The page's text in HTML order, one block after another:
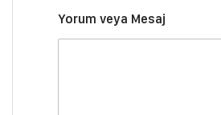
Yorum veya Mesaj